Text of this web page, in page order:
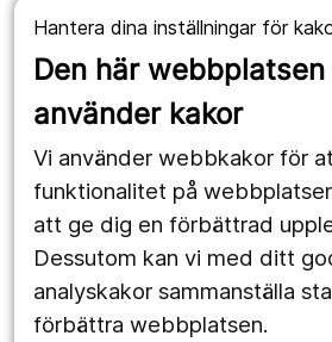
Hantera dina inställningar för
Den här webbplatsen
använder kakor
Vi använder webbkakor för
funktionalitet på
att ge dig en förbättrad
Dessutom kan vi med ditt
analyskakor sammanställa
förbättra webbplatsen.
Våra webbplatser
1177.se
Region Örebro län
Följ oss
Facebook